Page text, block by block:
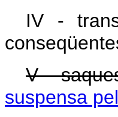
IV -
V -
suspensa